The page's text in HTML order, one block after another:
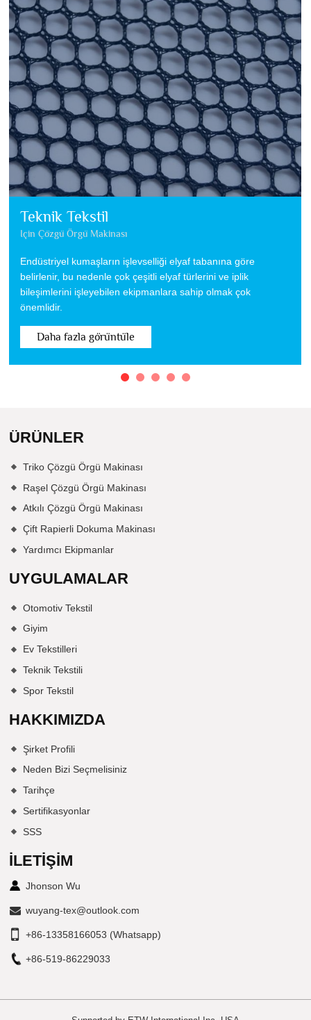
Teknik Tekstil
Için Çözgü Örgü Makinası
Endüstriyel kumaşların işlevselliği elyaf tabanına göre
belirlenir, bu nedenle çok çeşitli elyaf türlerini ve iplik
bileşimlerini işleyebilen ekipmanlara sahip olmak çok
önemlidir.
Daha fazla görüntüle
ÜRÜNLER
Triko Çözgü Örgü Makinası
Raşel Çözgü Örgü Makinası
Atkılı Çözgü Örgü Makinası
Çift Rapierli Dokuma Makinası
Yardımcı Ekipmanlar
UYGULAMALAR
Otomotiv Tekstil
Giyim
Ev Tekstilleri
Teknik Tekstili
Spor Tekstil
HAKKIMIZDA
Şirket Profili
Neden Bizi Seçmelisiniz
Tarihçe
Sertifikasyonlar
SSS
İLETIŞIM
Jhonson Wu
wuyang-tex@outlook.com
+86-13358166053 (Whatsapp)
+86-519-86229033